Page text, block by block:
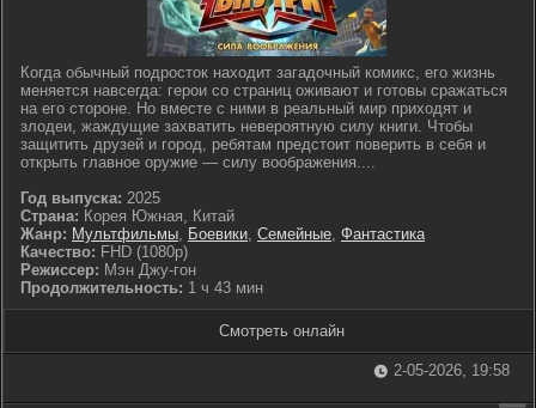
Когда обычный подросток находит загадочный комикс, его жизнь
меняется навсегда: герои со страниц оживают и готовы сражаться
на его стороне. Но вместе с ними в реальный мир приходят и
злодеи, жаждущие захватить невероятную силу книги. Чтобы
защитить друзей и город, ребятам предстоит поверить в себя и
открыть главное оружие — силу воображения....
Год выпуска: 2025
Страна: Корея Южная, Китай
Жанр: Мультфильмы, Боевики, Семейные, Фантастика
Качество: FHD (1080p)
Режиссер: Мэн Джу-гон
Продолжительность: 1 ч 43 мин
Смотреть онлайн
2-05-2026, 19:58